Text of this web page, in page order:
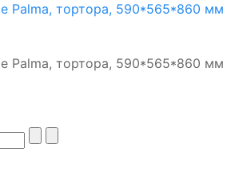
Palma, тортора, 590*565*860 мм
Palma, тортора, 590*565*860 мм